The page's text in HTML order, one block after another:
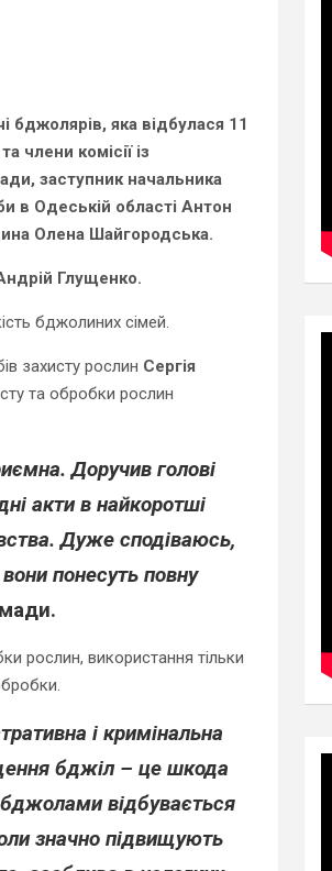
бджолярів, яка відбулася 11
члени комісії із
заступник начальника
в Одеській області Антон
Олена Шайгородська.
Глущенко.
бджолиних сімей.
захисту рослин Сергія
та обробки рослин
Доручив голові
акти в найкоротші
Дуже сподіваюсь,
понесуть повну
рослин, використання тільки
і кримінальна
бджіл – це шкода
відбувається
значно підвищують